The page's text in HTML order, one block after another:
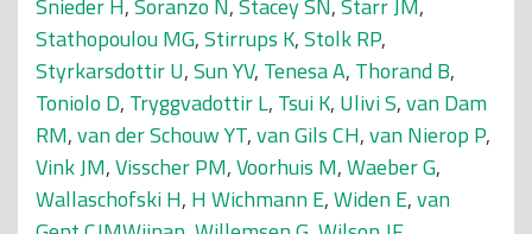
Snieder H,Soranzo N,Stacey SN,Starr JM,
Stathopoulou MG,Stirrups K,Stolk RP,
Styrkarsdottir U,Sun YV, Tenesa A, Thorand B,
Toniolo D, Tryggvadottir L, Tsui K, Ulivi S,van Dam
RM,van der Schouw YT,van Gils CH,van Nierop P,
Vink JM,Visscher PM,Voorhuis M,Waeber G,
Wallaschofski H, H Wichmann E,Widen E,van